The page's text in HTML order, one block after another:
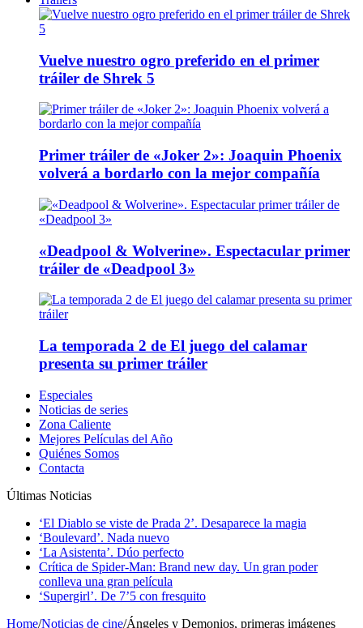
Vuelve nuestro ogro preferido en el primer
tráiler de Shrek 5
Primer tráiler de «Joker 2»: Joaquin Phoenix
volverá a bordarlo con la mejor compañía
«Deadpool & Wolverine». Espectacular primer
tráiler de «Deadpool 3»
La temporada 2 de El juego del calamar
presenta su primer tráiler
Especiales
Noticias de series
Zona Caliente
Mejores Películas del Año
Quiénes Somos
Contacta
Últimas Noticias
‘El Diablo se viste de Prada 2’. Desaparece la magia
‘Boulevard’. Nada nuevo
‘La Asistenta’. Dúo perfecto
Crítica de Spider-Man: Brand new day. Un gran poder
conlleva una gran película
‘Supergirl’. De 7’5 con fresquito
Home/Noticias de cine/Ángeles y Demonios, primeras imágenes